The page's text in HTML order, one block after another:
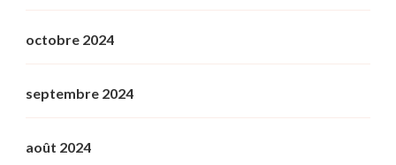
octobre 2024
septembre 2024
août 2024